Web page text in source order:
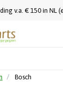
v.a. € 150 in NL
Bosch